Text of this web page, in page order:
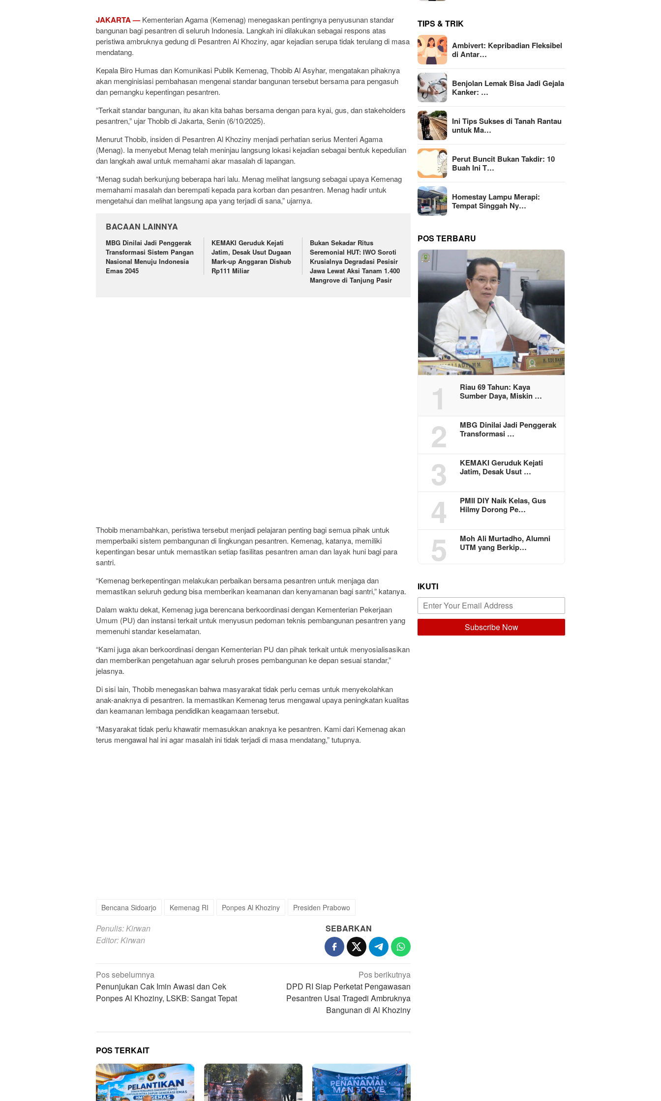
JAKARTA — Kementerian Agama (Kemenag) menegaskan pentingnya penyusunan standar
bangunan bagi pesantren di seluruh Indonesia. Langkah ini dilakukan sebagai respons atas
peristiwa ambruknya gedung di Pesantren Al Khoziny, agar kejadian serupa tidak terulang di masa
mendatang.
Kepala Biro Humas dan Komunikasi Publik Kemenag, Thobib Al Asyhar, mengatakan pihaknya
akan menginisiasi pembahasan mengenai standar bangunan tersebut bersama para pengasuh
dan pemangku kepentingan pesantren.
“Terkait standar bangunan, itu akan kita bahas bersama dengan para kyai, gus, dan stakeholders
pesantren,” ujar Thobib di Jakarta, Senin (6/10/2025).
Menurut Thobib, insiden di Pesantren Al Khoziny menjadi perhatian serius Menteri Agama
(Menag). Ia menyebut Menag telah meninjau langsung lokasi kejadian sebagai bentuk kepedulian
dan langkah awal untuk memahami akar masalah di lapangan.
“Menag sudah berkunjung beberapa hari lalu. Menag melihat langsung sebagai upaya Kemenag
memahami masalah dan berempati kepada para korban dan pesantren. Menag hadir untuk
mengetahui dan melihat langsung apa yang terjadi di sana,” ujarnya.
BACAAN LAINNYA
MBG Dinilai Jadi Penggerak
Transformasi Sistem Pangan
Nasional Menuju Indonesia
Emas 2045
KEMAKI Geruduk Kejati
Jatim, Desak Usut Dugaan
Mark-up Anggaran Dishub
Rp111 Miliar
Bukan Sekadar Ritus
Seremonial HUT: IWO Soroti
Krusialnya Degradasi Pesisir
Jawa Lewat Aksi Tanam 1.400
Mangrove di Tanjung Pasir
Thobib menambahkan, peristiwa tersebut menjadi pelajaran penting bagi semua pihak untuk
memperbaiki sistem pembangunan di lingkungan pesantren. Kemenag, katanya, memiliki
kepentingan besar untuk memastikan setiap fasilitas pesantren aman dan layak huni bagi para
santri.
“Kemenag berkepentingan melakukan perbaikan bersama pesantren untuk menjaga dan
memastikan seluruh gedung bisa memberikan keamanan dan kenyamanan bagi santri,” katanya.
Dalam waktu dekat, Kemenag juga berencana berkoordinasi dengan Kementerian Pekerjaan
Umum (PU) dan instansi terkait untuk menyusun pedoman teknis pembangunan pesantren yang
memenuhi standar keselamatan.
“Kami juga akan berkoordinasi dengan Kementerian PU dan pihak terkait untuk menyosialisasikan
dan memberikan pengetahuan agar seluruh proses pembangunan ke depan sesuai standar,”
jelasnya.
Di sisi lain, Thobib menegaskan bahwa masyarakat tidak perlu cemas untuk menyekolahkan
anak-anaknya di pesantren. Ia memastikan Kemenag terus mengawal upaya peningkatan kualitas
dan keamanan lembaga pendidikan keagamaan tersebut.
“Masyarakat tidak perlu khawatir memasukkan anaknya ke pesantren. Kami dari Kemenag akan
terus mengawal hal ini agar masalah ini tidak terjadi di masa mendatang,” tutupnya.
Bencana Sidoarjo Kemenag RI Ponpes Al Khoziny Presiden Prabowo
Penulis: Kirwan
Editor: Kirwan
SEBARKAN
Navigasi
pos
Pos sebelumnya
Penunjukan Cak Imin Awasi dan Cek
Ponpes Al Khoziny, LSKB: Sangat Tepat
Pos berikutnya
DPD RI Siap Perketat Pengawasan
Pesantren Usai Tragedi Ambruknya
Bangunan di Al Khoziny
POS TERKAIT
TIPS & TRIK
Ambivert: Kepribadian Fleksibel
di Antar…
Benjolan Lemak Bisa Jadi Gejala
Kanker: …
Ini Tips Sukses di Tanah Rantau
untuk Ma…
Perut Buncit Bukan Takdir: 10
Buah Ini T…
Homestay Lampu Merapi:
Tempat Singgah Ny…
POS TERBARU
1
Riau 69 Tahun: Kaya
Sumber Daya, Miskin …
2
MBG Dinilai Jadi Penggerak
Transformasi …
3
KEMAKI Geruduk Kejati
Jatim, Desak Usut …
4
PMII DIY Naik Kelas, Gus
Hilmy Dorong Pe…
5
Moh Ali Murtadho, Alumni
UTM yang Berkip…
IKUTI